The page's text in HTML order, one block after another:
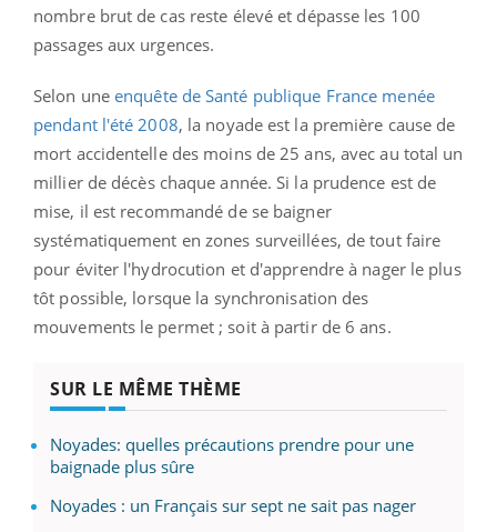
nombre brut de cas reste élevé et dépasse les 100
passages aux urgences.
Selon une enquête de Santé publique France menée
pendant l'été 2008, la noyade est la première cause de
mort accidentelle des moins de 25 ans, avec au total un
millier de décès chaque année. Si la prudence est de
mise, il est recommandé de se baigner
systématiquement en zones surveillées, de tout faire
pour éviter l'hydrocution et d'apprendre à nager le plus
tôt possible, lorsque la synchronisation des
mouvements le permet ; soit à partir de 6 ans.
SUR LE MÊME THÈME
Noyades: quelles précautions prendre pour une
baignade plus sûre
Noyades : un Français sur sept ne sait pas nager